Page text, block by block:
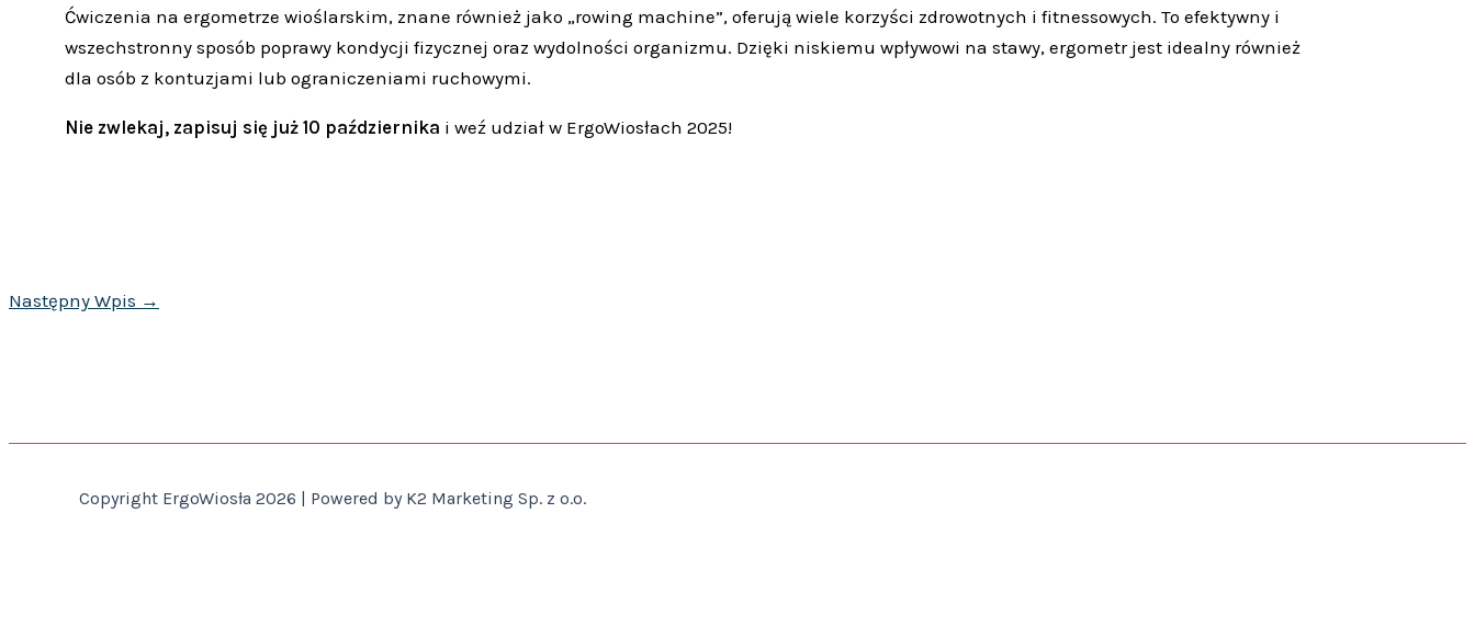
Ćwiczenia na ergometrze wioślarskim, znane również jako „rowing machine”, oferują wiele korzyści zdrowotnych i fitnessowych. To efektywny i
wszechstronny sposób poprawy kondycji fizycznej oraz wydolności organizmu. Dzięki niskiemu wpływowi na stawy, ergometr jest idealny również
dla osób z kontuzjami lub ograniczeniami ruchowymi.
Nie zwlekaj, zapisuj się już 10 października i weź udział w ErgoWiosłach 2025!
Następny Wpis →
Copyright ErgoWiosła 2026 | Powered by K2 Marketing Sp. z o.o.